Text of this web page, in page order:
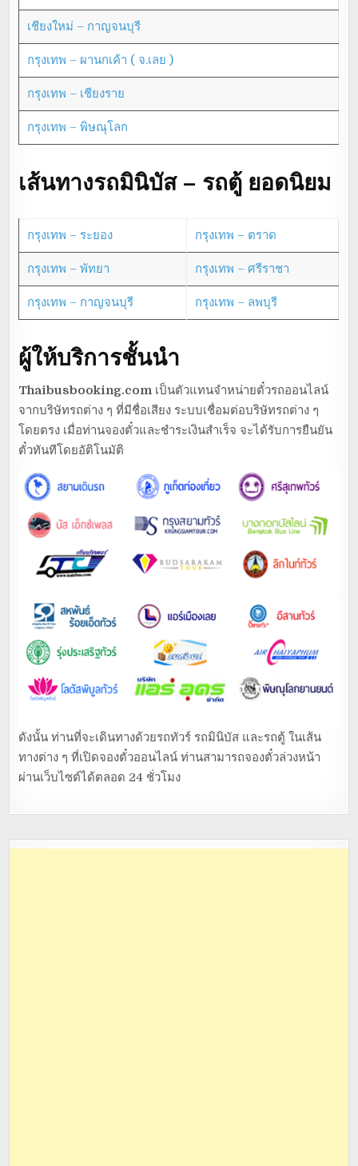
เชียงใหม่ – กาญจนบุรี
กรุงเทพ – ผานกเค้า ( จ.เลย )
กรุงเทพ – เชียงราย
กรุงเทพ – พิษณุโลก
เส้นทางรถมินิบัส – รถตู้ ยอดนิยม
กรุงเทพ – ระยอง กรุงเทพ – ตราด
กรุงเทพ – พัทยา กรุงเทพ – ศรีราชา
กรุงเทพ – กาญจนบุรี กรุงเทพ – ลพบุรี
ผู้ให้บริการชั้นนำ
Thaibusbooking.com เป็นตัวแทนจำหน่ายตั๋วรถออนไลน์
จากบริษัทรถต่าง ๆ ที่มีชื่อเสียง ระบบเชื่อมต่อบริษัทรถต่าง ๆ
โดยตรง เมื่อท่านจองตั๋วและชำระเงินสำเร็จ จะได้รับการยืนยัน
ตั๋วทันทีโดยอัติโนมัติ
ดังนั้น ท่านที่จะเดินทางด้วยรถทัวร์ รถมินิบัส และรถตู้ ในเส้น
ทางต่าง ๆ ที่เปิดจองตั๋วออนไลน์ ท่านสามารถจองตั๋วล่วงหน้า
ผ่านเว็บไซต์ได้ตลอด 24 ชั่วโมง